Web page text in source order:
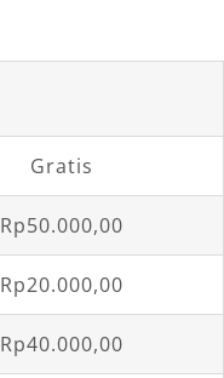
Gratis
Rp50.000,00
Rp20.000,00
Rp40.000,00